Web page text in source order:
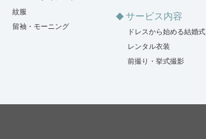
紋服
留袖・モーニング
サービス内容
ドレスから始める結婚式
レンタル衣装
前撮り・挙式撮影